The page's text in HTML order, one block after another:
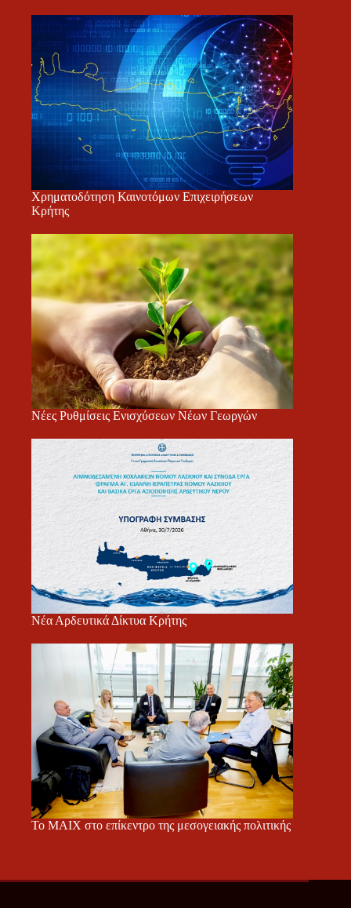
Χρηματοδότηση Καινοτόμων Επιχειρήσεων
Κρήτης
Νέες Ρυθμίσεις Ενισχύσεων Νέων Γεωργών
Νέα Αρδευτικά Δίκτυα Κρήτης
Το ΜΑΙΧ στο επίκεντρο της μεσογειακής πολιτικής